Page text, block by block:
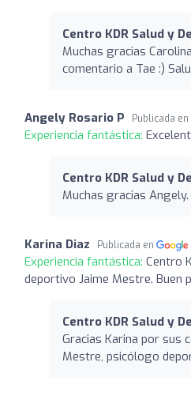
Centro KDR Salud y
Muchas gracias
comentario a Tae :)
Angely Rosario P Publicada en
Experiencia fantástica:
Centro KDR Salud y
Muchas gracias
Karina Diaz Publicada en
Experiencia fantástica: Centro
deportivo Jaime Mestre. Buen
Centro KDR Salud y
Gracias Karina por sus
Mestre, psicólogo